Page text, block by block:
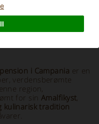
i Campania er en
verdensberømte
region,
for sinAmalfikyst,
kulinarisk tradition